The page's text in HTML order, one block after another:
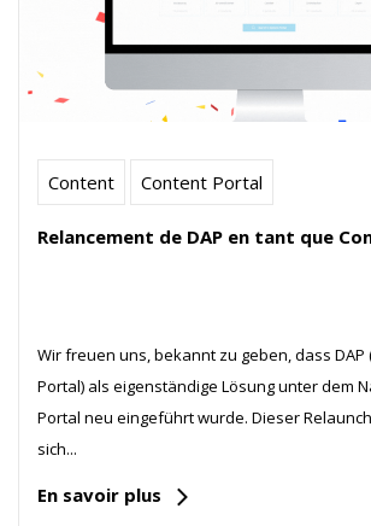
Content Content Portal
Relancement de DAP en tant que
Wir freuen uns, bekannt zu geben, dass DAP
Portal) als eigenständige Lösung unter dem
Portal neu eingeführt wurde. Dieser
sich...
En savoir plus